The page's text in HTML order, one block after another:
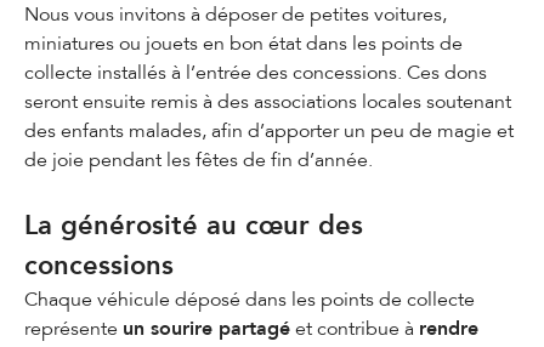
Nous vous invitons à déposer de petites voitures,
miniatures ou jouets en bon état dans les points de
collecte installés à l’entrée des concessions. Ces dons
seront ensuite remis à des associations locales soutenant
des enfants malades, afin d’apporter un peu de magie et
de joie pendant les fêtes de fin d’année.
La générosité au cœur des
concessions
Chaque véhicule déposé dans les points de collecte
représente un sourire partagé et contribue à rendre